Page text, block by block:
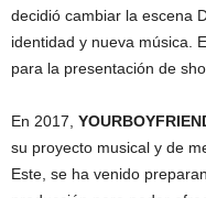
decidió cambiar la escena
identidad y nueva música.
para la presentación de
En 2017,
su proyecto musical y de
Este, se ha venido